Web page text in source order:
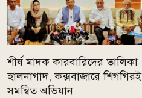
শীর্ষ মাদক কারবারিদের তালিকা
হালনাগাদ, কক্সবাজারে শিগগিরই
সমন্বিত অভিযান